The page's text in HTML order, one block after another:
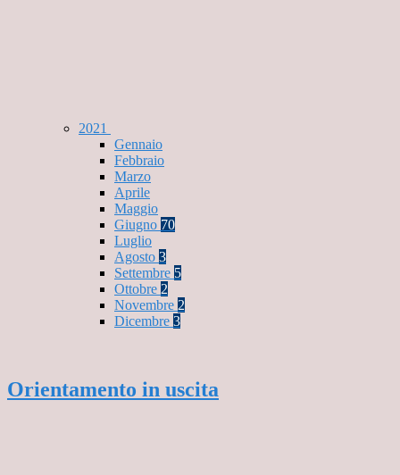
2021
Gennaio
Febbraio
Marzo
Aprile
Maggio
Giugno 70
Luglio
Agosto 3
Settembre 5
Ottobre 2
Novembre 2
Dicembre 3
Orientamento in uscita